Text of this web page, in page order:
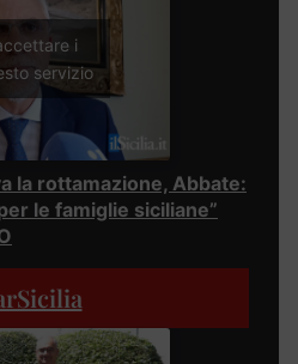
i
servizio
la rottamazione, Abbate:
le famiglie siciliane”